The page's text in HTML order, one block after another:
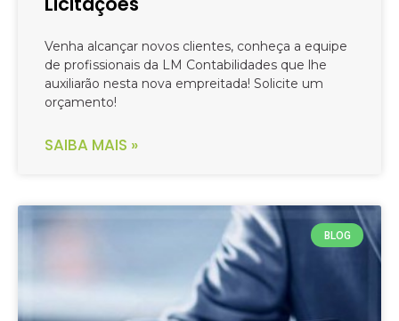
Venha alcançar novos clientes, conheça a equipe
de profissionais da LM Contabilidades que lhe
auxiliarão nesta nova empreitada! Solicite um
orçamento!
SAIBA MAIS »
BLOG